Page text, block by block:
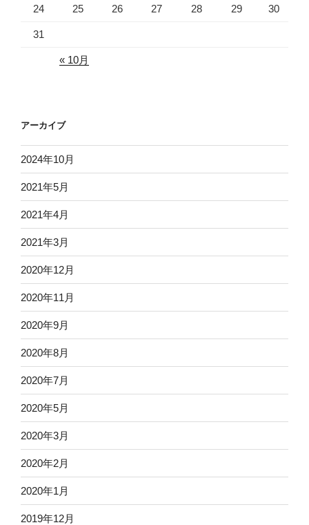
24 25 26 27 28 29 30
31
« 10月
アーカイブ
2024年10月
2021年5月
2021年4月
2021年3月
2020年12月
2020年11月
2020年9月
2020年8月
2020年7月
2020年5月
2020年3月
2020年2月
2020年1月
2019年12月